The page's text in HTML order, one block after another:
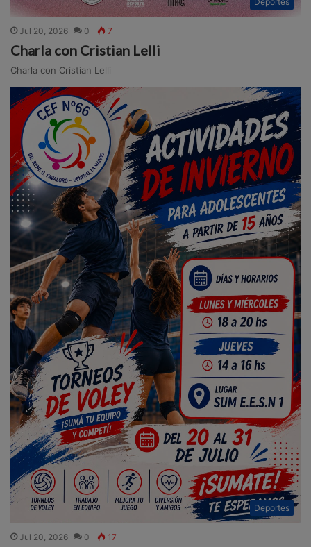
Jul 20, 2026 0 7
Charla con Cristian Lelli
Charla con Cristian Lelli
Deportes
Jul 20, 2026 0 17